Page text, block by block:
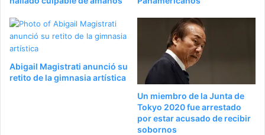
Abigail Magistrati anunció su
retito de la gimnasia artística
Un miembro de la Junta de
Tokyo 2020 fue arrestado
por estar acusado de recibir
sobornos